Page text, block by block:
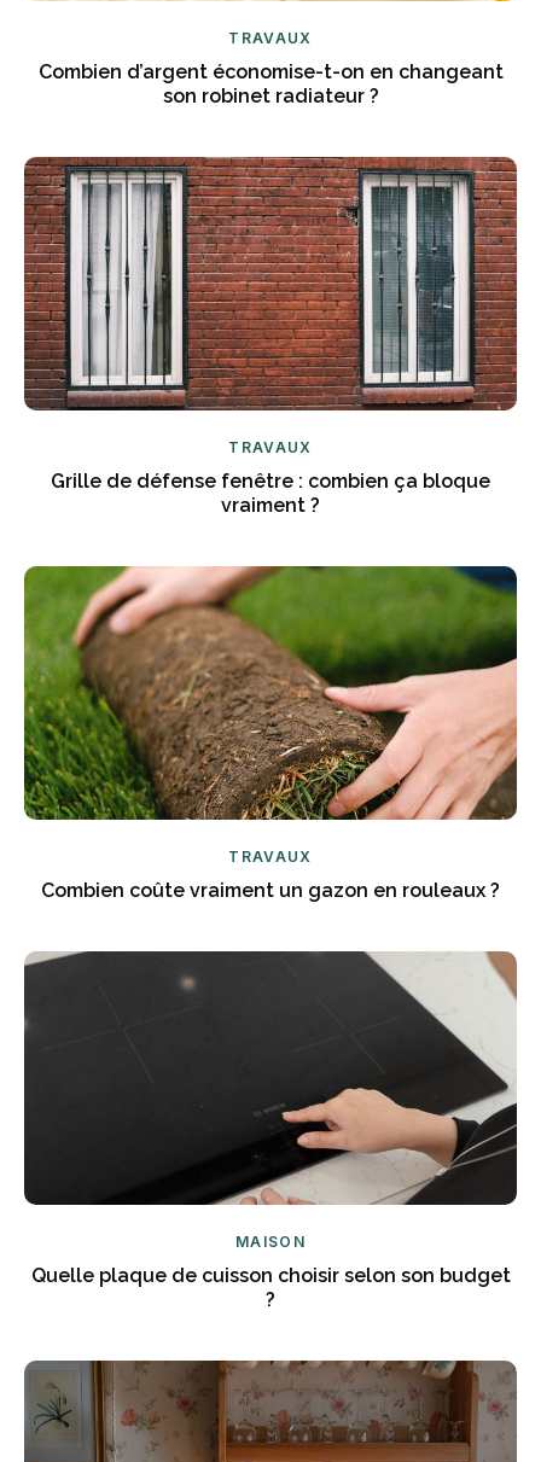
TRAVAUX
Combien d’argent économise-t-on en changeant
son robinet radiateur ?
TRAVAUX
Grille de défense fenêtre : combien ça bloque
vraiment ?
TRAVAUX
Combien coûte vraiment un gazon en rouleaux ?
MAISON
Quelle plaque de cuisson choisir selon son budget
?